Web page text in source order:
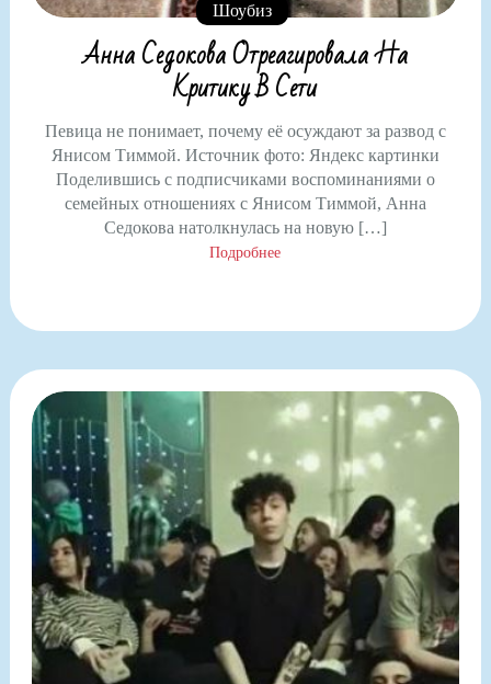
Шоубиз
Анна Седокова Отреагировала На
Критику В Сети
Певица не понимает, почему её осуждают за развод с
Янисом Тиммой. Источник фото: Яндекс картинки
Поделившись с подписчиками воспоминаниями о
семейных отношениях с Янисом Тиммой, Анна
Седокова натолкнулась на новую […]
Подробнее